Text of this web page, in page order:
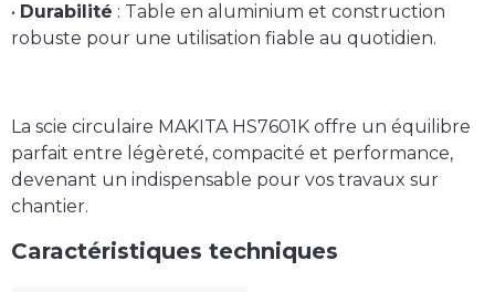
• Durabilité : Table en aluminium et construction
robuste pour une utilisation fiable au quotidien.
La scie circulaire MAKITA HS7601K offre un équilibre
parfait entre légèreté, compacité et performance,
devenant un indispensable pour vos travaux sur
chantier.
Caractéristiques techniques